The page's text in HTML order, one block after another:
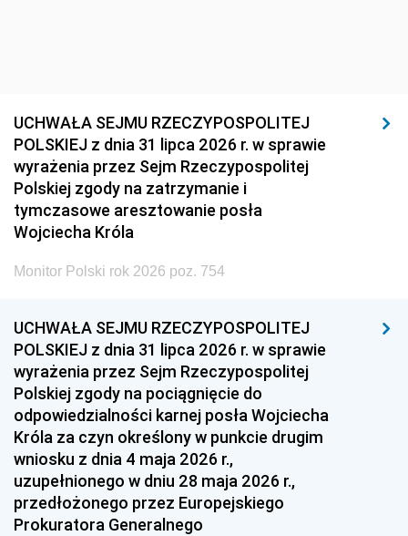
UCHWAŁA SEJMU RZECZYPOSPOLITEJ
POLSKIEJ z dnia 31 lipca 2026 r. w sprawie
wyrażenia przez Sejm Rzeczypospolitej
Polskiej zgody na zatrzymanie i
tymczasowe aresztowanie posła
Wojciecha Króla
Monitor Polski rok 2026 poz. 754
UCHWAŁA SEJMU RZECZYPOSPOLITEJ
POLSKIEJ z dnia 31 lipca 2026 r. w sprawie
wyrażenia przez Sejm Rzeczypospolitej
Polskiej zgody na pociągnięcie do
odpowiedzialności karnej posła Wojciecha
Króla za czyn określony w punkcie drugim
wniosku z dnia 4 maja 2026 r.,
uzupełnionego w dniu 28 maja 2026 r.,
przedłożonego przez Europejskiego
Prokuratora Generalnego